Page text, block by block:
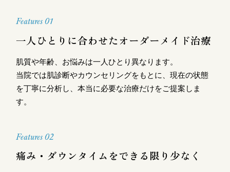
Features 01
一人ひとりに合わせたオーダーメイド治療
肌質や年齢、お悩みは一人ひとり異なります。
当院では肌診断やカウンセリングをもとに、現在の状態
を丁寧に分析し、本当に必要な治療だけをご提案しま
す。
Features 02
痛み・ダウンタイムをできる限り少なく